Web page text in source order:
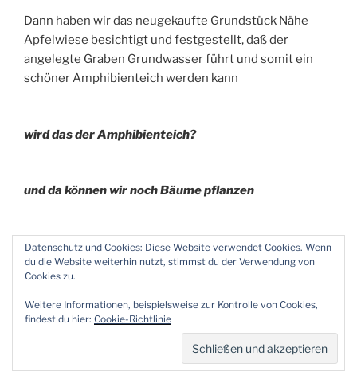
Dann haben wir das neugekaufte Grundstück Nähe
Apfelwiese besichtigt und festgestellt, daß der
angelegte Graben Grundwasser führt und somit ein
schöner Amphibienteich werden kann
wird das der Amphibienteich?
und da können wir noch Bäume pflanzen
Weisenheimer Mauergrundstück
da weiden jetzt 6 Schafe und pflegen den Streifen
Datenschutz und Cookies: Diese Website verwendet Cookies. Wenn
du die Website weiterhin nutzt, stimmst du der Verwendung von
Cookies zu.
Weitere Informationen, beispielsweise zur Kontrolle von Cookies,
findest du hier: Cookie-Richtlinie